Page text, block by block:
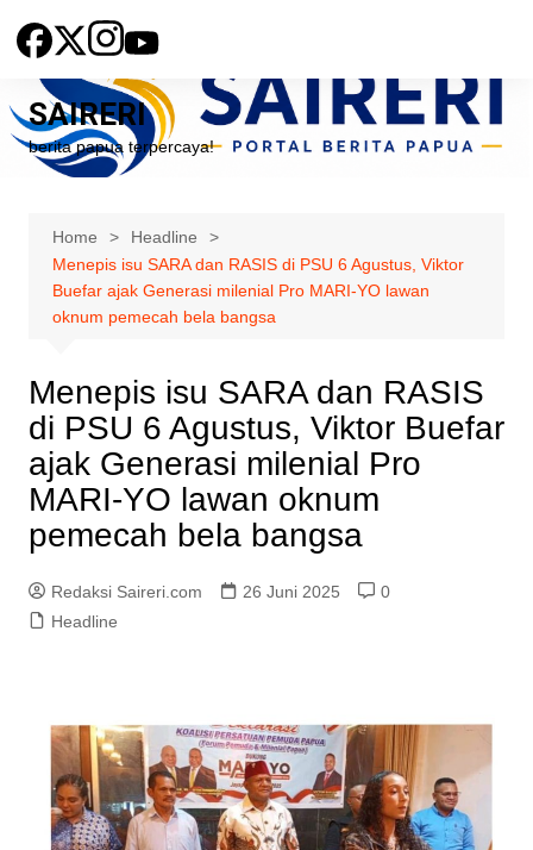
SAIRERI
berita papua terpercaya!
Home
Headline
Menepis isu SARA dan RASIS di PSU 6 Agustus, Viktor
Buefar ajak Generasi milenial Pro MARI-YO lawan
oknum pemecah bela bangsa
Menepis isu SARA dan RASIS
di PSU 6 Agustus, Viktor Buefar
ajak Generasi milenial Pro
MARI-YO lawan oknum
pemecah bela bangsa
Redaksi Saireri.com 26 Juni 2025
0
Headline